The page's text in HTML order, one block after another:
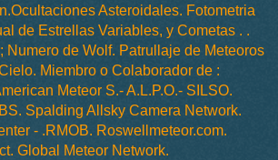
Asteroidales. Fotometria
de Estrellas Variables, y Cometas . .
Numero de Wolf. Patrullaje de Meteoros
Miembro o Colaborador de :
Meteor S.- A.L.P.O.- SILSO.
Spalding Allsky Camera Network.
- .RMOB. Roswellmeteor.com.
Global Meteor Network.